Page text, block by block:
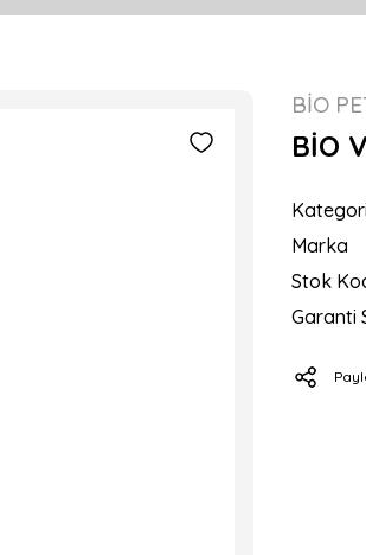
BİO
BİO
Kategori
Marka
Stok
Garanti